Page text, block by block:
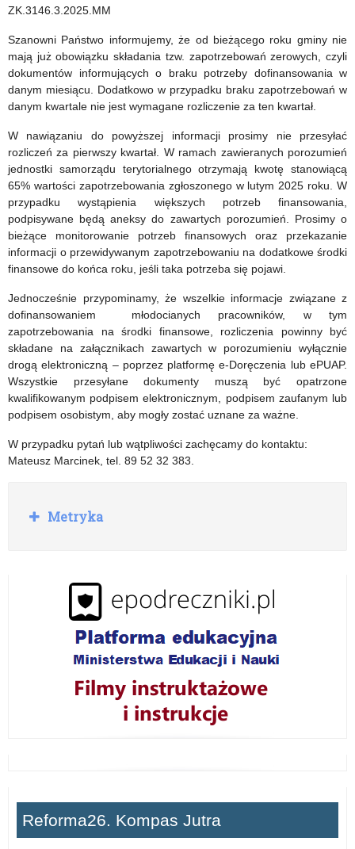
ZK.3146.3.2025.MM
Szanowni Państwo informujemy, że od bieżącego roku gminy nie
mają już obowiązku składania tzw. zapotrzebowań zerowych, czyli
dokumentów informujących o braku potrzeby dofinansowania w
danym miesiącu. Dodatkowo w przypadku braku zapotrzebowań w
danym kwartale nie jest wymagane rozliczenie za ten kwartał.
W nawiązaniu do powyższej informacji prosimy nie przesyłać
rozliczeń za pierwszy kwartał. W ramach zawieranych porozumień
jednostki samorządu terytorialnego otrzymają kwotę stanowiącą
65% wartości zapotrzebowania zgłoszonego w lutym 2025 roku. W
przypadku wystąpienia większych potrzeb finansowania,
podpisywane będą aneksy do zawartych porozumień. Prosimy o
bieżące monitorowanie potrzeb finansowych oraz przekazanie
informacji o przewidywanym zapotrzebowaniu na dodatkowe środki
finansowe do końca roku, jeśli taka potrzeba się pojawi.
Jednocześnie przypominamy, że wszelkie informacje związane z
dofinansowaniem młodocianych pracowników, w tym
zapotrzebowania na środki finansowe, rozliczenia powinny być
składane na załącznikach zawartych w porozumieniu wyłącznie
drogą elektroniczną – poprzez platformę e-Doręczenia lub ePUAP.
Wszystkie przesyłane dokumenty muszą być opatrzone
kwalifikowanym podpisem elektronicznym, podpisem zaufanym lub
podpisem osobistym, aby mogły zostać uznane za ważne.
W przypadku pytań lub wątpliwości zachęcamy do kontaktu:
Mateusz Marcinek, tel. 89 52 32 383.
2029
R
o
Metryka
Reforma26. Kompas Jutra